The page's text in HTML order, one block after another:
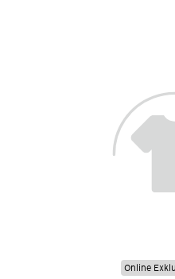
Online